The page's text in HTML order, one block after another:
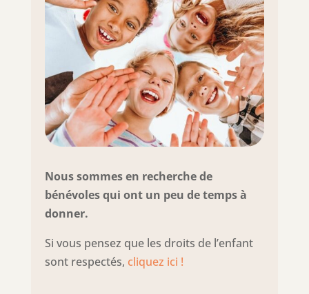
Nous sommes en recherche de
bénévoles qui ont un peu de temps à
donner.
Si vous pensez que les droits de l’enfant
sont respectés, cliquez ici !